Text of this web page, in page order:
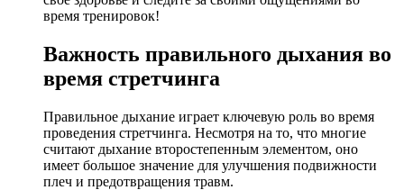
время тренировок!
Важность правильного дыхания во
время стретчинга
Правильное дыхание играет ключевую роль во время
проведения стретчинга. Несмотря на то, что многие
считают дыхание второстепенным элементом, оно
имеет большое значение для улучшения подвижности
плеч и предотвращения травм.